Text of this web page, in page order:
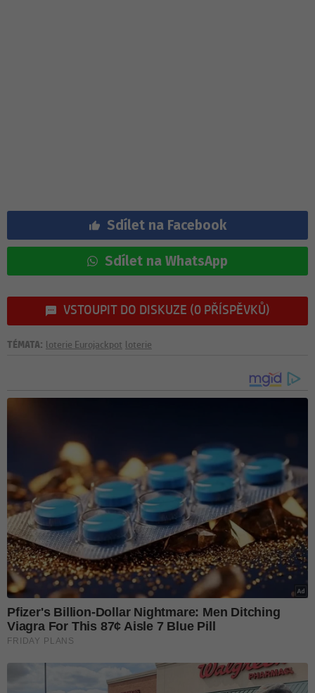
Sdílet na Facebook
Sdílet na WhatsApp
VSTOUPIT DO DISKUZE (0 PŘÍSPĚVKŮ)
TÉMATA: loterie Eurojackpot loterie